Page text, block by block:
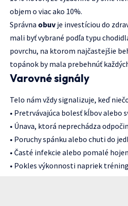
objem o viac ako 10%.
Správna obuv je investíciou do
mali byť vybrané podľa typu
povrchu, na ktorom najčastejšie
topánok by mala prebehnúť
Varovné signály
Telo nám vždy signalizuje, keď
• Pretrvávajúca bolesť kĺbov alebo
• Únava, ktorá neprechádza
• Poruchy spánku alebo chuti do
• Časté infekcie alebo pomalé
• Pokles výkonnosti napriek